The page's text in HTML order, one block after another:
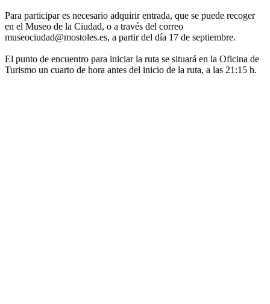
Para participar es necesario adquirir entrada, que se puede recoger
en el Museo de la Ciudad, o a través del correo
museociudad@mostoles.es, a partir del día 17 de septiembre.
El punto de encuentro para iniciar la ruta se situará en la Oficina de
Turismo un cuarto de hora antes del inicio de la ruta, a las 21:15 h.